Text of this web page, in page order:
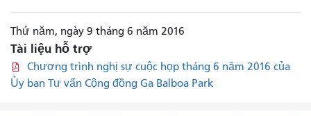
Thứ năm, ngày 9 tháng 6 năm 2016
Tài liệu hỗ trợ
Chương trình nghị sự cuộc họp tháng 6 năm 2016 của
Ủy ban Tư vấn Cộng đồng Ga Balboa Park